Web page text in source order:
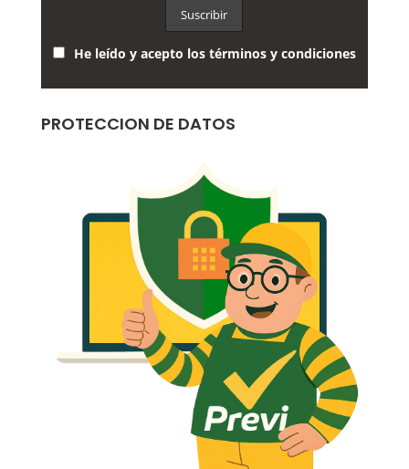
He leído y acepto los términos y condiciones
PROTECCION DE DATOS